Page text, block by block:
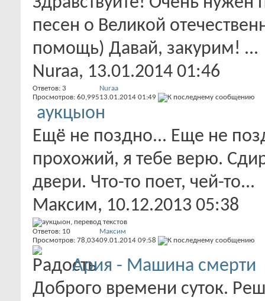
песен о Великой
помощь) Давай, закурим! ...
Nuraa, 13.01.2014 01:46
Ответов: 3
Просмотров: 60,995
Nuraa
13.01.2014 01:49
аукцыон
Ещё не поздно... Еще не
прохожий, я тебе верю.
двери. Что-то поет, чей-то...
Максим, 10.12.2013 05:38
Ответов: 10
Просмотров: 78,034
Максим
09.01.2014 09:58
Ария - Машина смерти
Доброго времени суток.